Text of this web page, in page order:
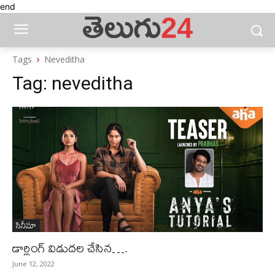
end
Tags Neveditha
Tag: neveditha
సినీమా
డార్లింగ్ విడుదల చేసిన….
June 12, 2022